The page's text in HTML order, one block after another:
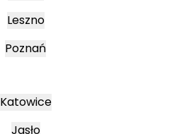
Leszno
Poznań
Katowice
Jasło